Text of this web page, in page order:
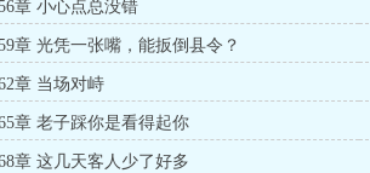
章 小心点总没错
章 光凭一张嘴，能扳倒县令？
章 当场对峙
章 老子踩你是看得起你
章 这几天客人少了好多